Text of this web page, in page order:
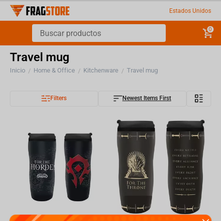
Estados Unidos
0
Travel mug
Inicio / Home & Office / Kitchenware / Travel mug
Filters Newest Items First